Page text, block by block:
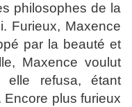
philosophes de la
Furieux, Maxence
par la beauté et
Maxence voulut
elle refusa, étant
Encore plus furieux